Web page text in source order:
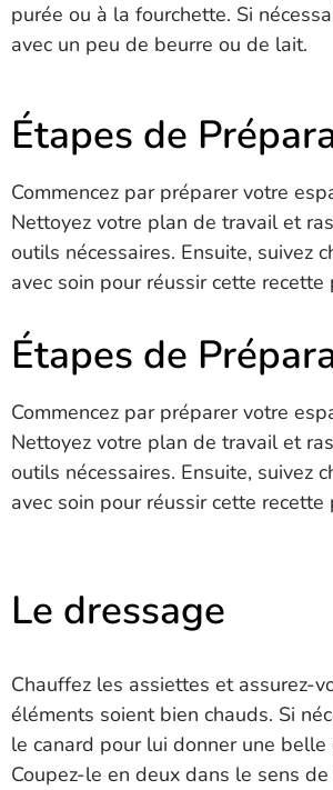
purée ou à la fourchette. Si
avec un peu de beurre ou de lait.
Étapes de
Commencez par préparer votre
Nettoyez votre plan de travail et
outils nécessaires. Ensuite, suivez
avec soin pour réussir cette recette
Étapes de
Commencez par préparer votre
Nettoyez votre plan de travail et
outils nécessaires. Ensuite, suivez
avec soin pour réussir cette recette
Le dressage
Chauffez les assiettes et assurez-
éléments soient bien chauds. Si
le canard pour lui donner une belle
Coupez-le en deux dans le sens